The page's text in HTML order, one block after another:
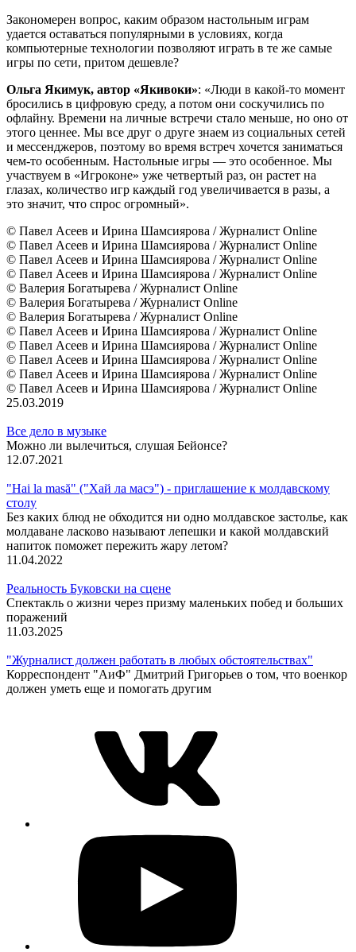
Закономерен вопрос, каким образом настольным играм
удается оставаться популярными в условиях, когда
компьютерные технологии позволяют играть в те же самые
игры по сети, притом дешевле?
Ольга Якимук, автор «Якивоки»: «Люди в какой-то момент
бросились в цифровую среду, а потом они соскучились по
офлайну. Времени на личные встречи стало меньше, но оно от
этого ценнее. Мы все друг о друге знаем из социальных сетей
и мессенджеров, поэтому во время встреч хочется заниматься
чем-то особенным. Настольные игры — это особенное. Мы
участвуем в «Игроконе» уже четвертый раз, он растет на
глазах, количество игр каждый год увеличивается в разы, а
это значит, что спрос огромный».
© Павел Асеев и Ирина Шамсиярова / Журналист Online
© Павел Асеев и Ирина Шамсиярова / Журналист Online
© Павел Асеев и Ирина Шамсиярова / Журналист Online
© Павел Асеев и Ирина Шамсиярова / Журналист Online
© Валерия Богатырева / Журналист Online
© Валерия Богатырева / Журналист Online
© Валерия Богатырева / Журналист Online
© Павел Асеев и Ирина Шамсиярова / Журналист Online
© Павел Асеев и Ирина Шамсиярова / Журналист Online
© Павел Асеев и Ирина Шамсиярова / Журналист Online
© Павел Асеев и Ирина Шамсиярова / Журналист Online
© Павел Асеев и Ирина Шамсиярова / Журналист Online
25.03.2019
Все дело в музыке
Можно ли вылечиться, слушая Бейонсе?
12.07.2021
"Hai la masă" ("Хай ла масэ") - приглашение к молдавскому
столу
Без каких блюд не обходится ни одно молдавское застолье, как
молдаване ласково называют лепешки и какой молдавский
напиток поможет пережить жару летом?
11.04.2022
Реальность Буковски на сцене
Спектакль о жизни через призму маленьких побед и больших
поражений
11.03.2025
"Журналист должен работать в любых обстоятельствах"
Корреспондент "АиФ" Дмитрий Григорьев о том, что военкор
должен уметь еще и помогать другим